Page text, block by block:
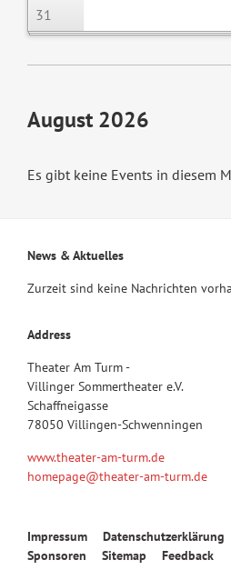
31
August 2026
Es gibt keine Events in diesem
News & Aktuelles
Zurzeit sind keine Nachrichten
Address
Theater Am Turm -
Villinger Sommertheater e.V.
Schaffneigasse
78050 Villingen-Schwenningen
www.theater-am-turm.de
homepage@theater-am-turm.de
Navigation
überspringen
Impressum Datenschutzerklärung
Sponsoren
Sitemap
Feedback